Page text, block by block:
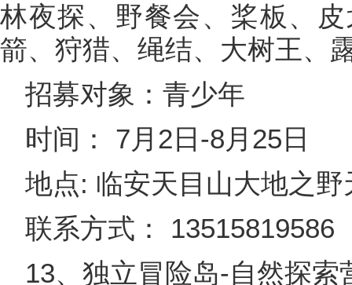
林夜探、野餐会、桨板、
箭、狩猎、绳结、大树王、
招募对象：青少年
时间： 7月2日-8月25日
地点: 临安天目山大地之
联系方式： 13515819586
13、独立冒险岛-自然探索